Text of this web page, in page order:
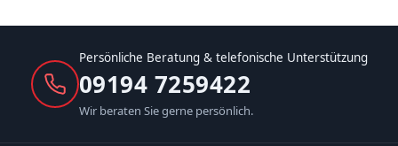
Persönliche Beratung & telefonische Unterstützung
09194 7259422
Wir beraten Sie gerne persönlich.